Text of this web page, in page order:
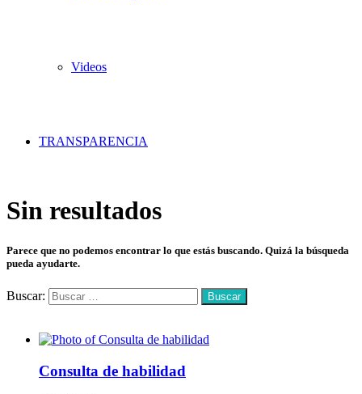
Videos
TRANSPARENCIA
Sin resultados
Parece que no podemos encontrar lo que estás buscando. Quizá la búsqueda
pueda ayudarte.
Buscar:
Consulta de habilidad